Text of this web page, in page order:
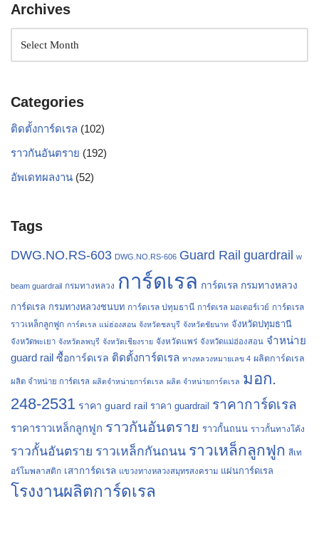
Archives
Categories
ติดตั้งการ์ดเรล (102)
ราวกันอันตราย (192)
อัพเดทผลงาน (52)
Tags
DWG.NO.RS-603 DWG.NO.RS-606 Guard Rail guardrail w
beam guardrail กรมทางหลวง การ์ดเรล การ์ดเรล กรมทางหลวง
การ์ดเรล กรมทางหลวงชนบท การ์ดเรล ปทุมธานี การ์ดเรล มอเตอร์เวย์ การ์ดเรล
ราวเหล็กลูกฟูก การ์ดเรล แม่ฮ่องสอน จังหวัดชลบุรี จังหวัดชัยนาท จังหวัดปทุมธานี
จังหวัดพะเยา จังหวัดลพบุรี จังหวัดเชียงราย จังหวัดแพร่ จังหวัดแม่ฮ่องสอน จำหน่าย
guard rail ซื้อการ์ดเรล ติดตั้งการ์ดเรล ทางหลวงหมายเลข 4 ผลิตการ์ดเรล
ผลิต จำหน่าย การ์ดเรล ผลิตจำหน่ายการ์ดเรล ผลิต จำหน่ายการ์ดเรล มอก.
248-2531 ราคา guard rail ราคา guardrail ราคาการ์ดเรล
ราคาราวเหล็กลูกฟูก ราวกันอันตราย ราวกั้นถนน ราวกั้นทางโค้ง
ราวกั้นอันตราย ราวเหล็กกันถนน ราวเหล็กลูกฟูก สีเท
อร์โมพลาสติก เสาการ์ดเรล แขวงทางหลวงสมุทรสงคราม แผ่นการ์ดเรล
โรงงานผลิตการ์ดเรล